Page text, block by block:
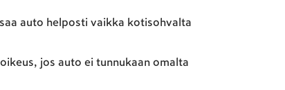
auto helposti vaikka kotisohvalta
jos auto ei tunnukaan omalta